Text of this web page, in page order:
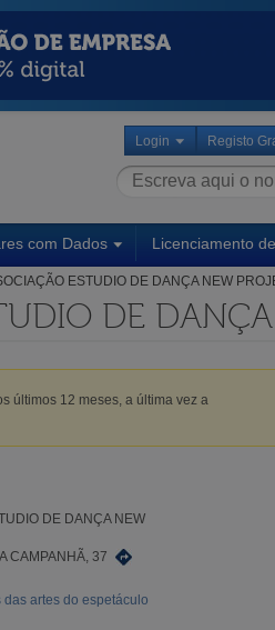
Login Registo
com Dados Licenciamento
ESTUDIO DE DANÇA NEW
DE
últimos 12 meses, a última vez a
DE DANÇA NEW
CAMPANHÃ, 37
artes do espetáculo